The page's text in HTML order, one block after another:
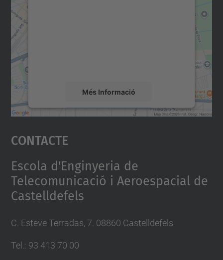
Més Informació
Accepta
powered by
Contacte
Escola d'Enginyeria de
Telecomunicació i Aeroespacial de
Castelldefels
C. Esteve Terradas, 7. 08860 Castelldefels
Tel.: 93 413 70 00